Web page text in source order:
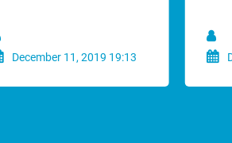
December 11, 2019 19:13